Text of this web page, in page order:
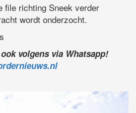
file richting Sneek verder
wordt onderzocht.
volgens via Whatsapp!